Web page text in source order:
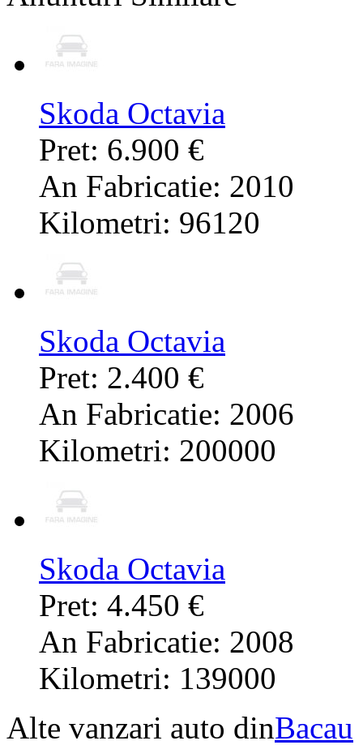
Skoda Octavia
Pret: 6.900 €
An Fabricatie: 2010
Kilometri: 96120
Skoda Octavia
Pret: 2.400 €
An Fabricatie: 2006
Kilometri: 200000
Skoda Octavia
Pret: 4.450 €
An Fabricatie: 2008
Kilometri: 139000
Alte vanzari auto dinBacau